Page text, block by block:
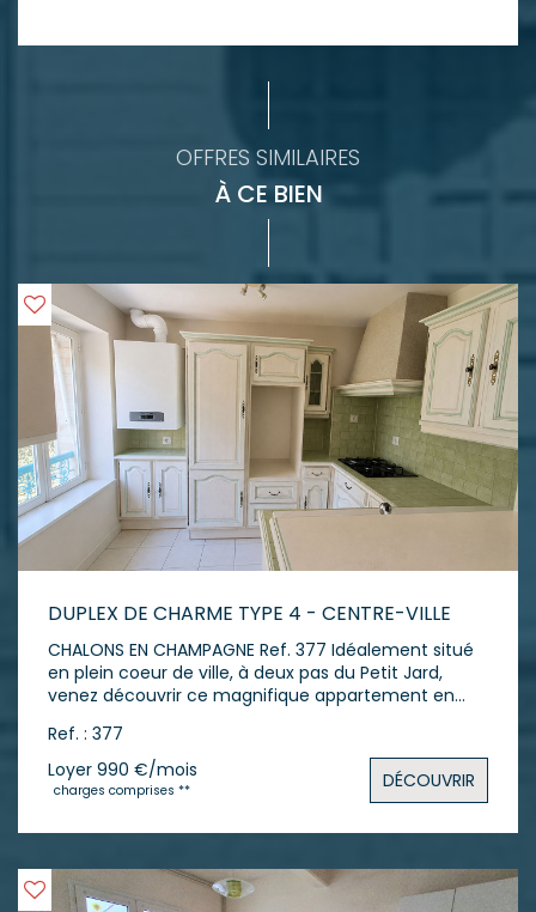
OFFRES SIMILAIRES
À CE BIEN
DUPLEX DE CHARME TYPE 4 - CENTRE-VILLE
CHALONS EN CHAMPAGNE Ref. 377 Idéalement situé
en plein coeur de ville, à deux pas du Petit Jard,
venez découvrir ce magnifique appartement en
standing des années 70, reconnue pour son
architecture bourgeoise et son environnement
privilégié. Dès l'entrée, vous profiterez de nombreux
rangements grâce à ses placards intégrés. La
cuisine entièrement équipée est ouverte sur un
deux chambres, une salle de bains et, à l'étage, une
grande pièce avec salle d'eau, idéale pour une suite
Ref. : 377
Loyer 990 €/mois
charges comprises ** DÉCOUVRIR